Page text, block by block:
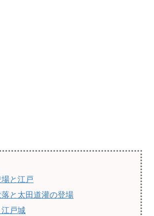
と江戸
と太田道灌の登場
戸城